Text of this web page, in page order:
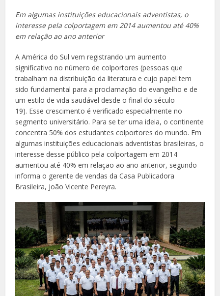
Em algumas instituições educacionais adventistas, o
interesse pela colportagem em 2014 aumentou até 40%
em relação ao ano anterior
A América do Sul vem registrando um aumento
significativo no número de colportores (pessoas que
trabalham na distribuição da literatura e cujo papel tem
sido fundamental para a proclamação do evangelho e de
um estilo de vida saudável desde o final do século
19). Esse crescimento é verificado especialmente no
segmento universitário. Para se ter uma ideia, o continente
concentra 50% dos estudantes colportores do mundo. Em
algumas instituições educacionais adventistas brasileiras, o
interesse desse público pela colportagem em 2014
aumentou até 40% em relação ao ano anterior, segundo
informa o gerente de vendas da Casa Publicadora
Brasileira, João Vicente Pereyra.